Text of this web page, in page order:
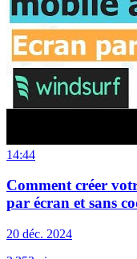
14:44
Comment créer
par écran et sans
20 déc. 2024